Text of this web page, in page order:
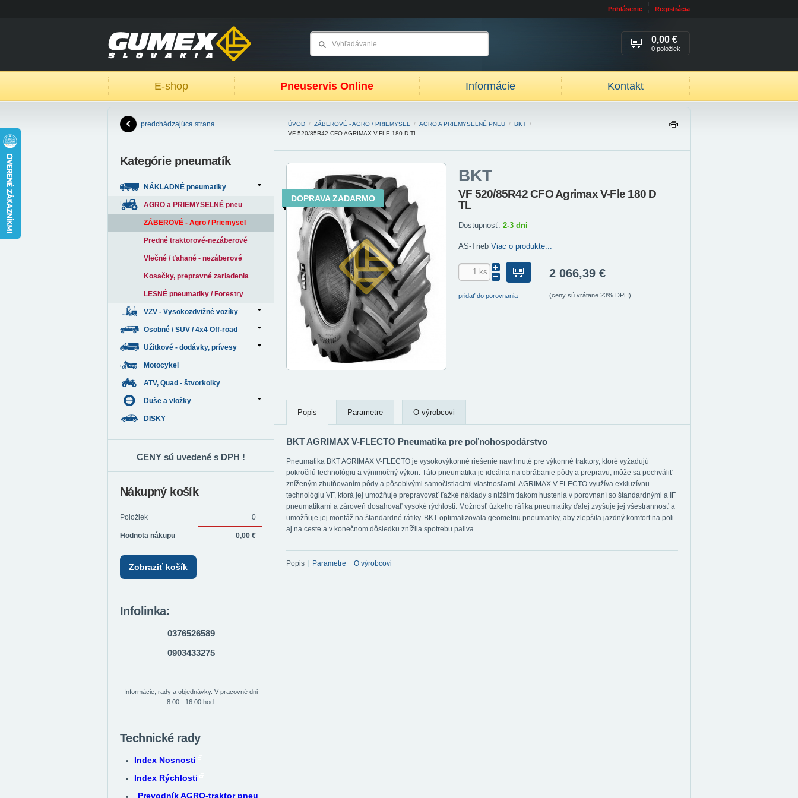
Prihlásenie Registrácia
E-shop Pneuservis Online Informácie Kontakt
0,00 €
0 položiek
ÚVOD / ZÁBEROVÉ - AGRO / PRIEMYSEL / AGRO A PRIEMYSELNÉ PNEU / BKT /
VF 520/85R42 CFO AGRIMAX V-FLE 180 D TL
BKT
VF 520/85R42 CFO Agrimax V-Fle 180 D
TL
Dostupnosť: 2-3 dni
AS-Trieb Viac o produkte...
pridať do porovnania
2 066,39 €
(ceny sú vrátane 23% DPH)
DOPRAVA ZADARMO
Popis Parametre O výrobcovi
BKT AGRIMAX V-FLECTO Pneumatika pre poľnohospodárstvo
Pneumatika BKT AGRIMAX V-FLECTO je vysokovýkonné riešenie navrhnuté pre výkonné traktory, ktoré vyžadujú
pokročilú technológiu a výnimočný výkon. Táto pneumatika je ideálna na obrábanie pôdy a prepravu, môže sa pochváliť
zníženým zhutňovaním pôdy a pôsobivými samočistiacimi vlastnosťami. AGRIMAX V-FLECTO využíva exkluzívnu
technológiu VF, ktorá jej umožňuje prepravovať ťažké náklady s nižším tlakom hustenia v porovnaní so štandardnými a IF
pneumatikami a zároveň dosahovať vysoké rýchlosti. Možnosť úzkeho ráfika pneumatiky ďalej zvyšuje jej všestrannosť a
umožňuje jej montáž na štandardné ráfiky. BKT optimalizovala geometriu pneumatiky, aby zlepšila jazdný komfort na poli
aj na ceste a v konečnom dôsledku znížila spotrebu paliva.
Popis Parametre O výrobcovi
predchádzajúca strana
Kategórie pneumatík
NÁKLADNÉ pneumatiky
AGRO a PRIEMYSELNÉ pneu
ZÁBEROVÉ - Agro / Priemysel
Predné traktorové-nezáberové
Vlečné / ťahané - nezáberové
Kosačky, prepravné zariadenia
LESNÉ pneumatiky / Forestry
VZV - Vysokozdvižné vozíky
Osobné / SUV / 4x4 Off-road
Užitkové - dodávky, prívesy
Motocykel
ATV, Quad - štvorkolky
Duše a vložky
DISKY
CENY sú uvedené s DPH !
Nákupný košík
Položiek 0
Hodnota nákupu 0,00 €
Zobraziť košík
Infolinka:
0376526589
0903433275
Informácie, rady a objednávky. V pracovné dni
8:00 - 16:00 hod.
Technické rady
Index Nosnosti
Index Rýchlosti
Prevodník AGRO-traktor pneu